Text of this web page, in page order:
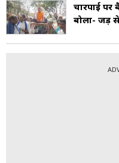
चारपाई पर
बोला- जड़